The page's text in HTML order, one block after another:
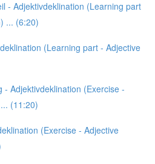
- Adjektivdeklination (Learning part
... (6:20)
(Learning part - Adjective
- Adjektivdeklination (Exercise -
(11:20)
(Exercise - Adjective